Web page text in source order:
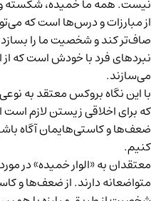
نیست. همه ما خمیده، شکسته و
از مبارزات و درس‌ها است که
صاف‌تر کند و شخصیت ما را
نبردهای فرد با خودش است که
می‌سازند.
با این نگاه بروکس معتقد به
که برای اخلاقی زیستن لازم
ضعف‌ها و کاستی‌هایمان آگاه
کنیم.
معتقدان به «الوار خمیده» در
متواضعانه دارند. از ضعف‌ها و